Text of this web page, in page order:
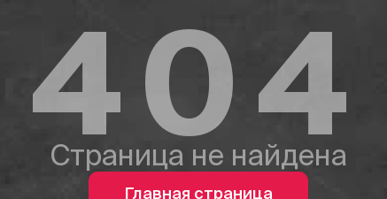
404
Страница не найдена
Главная страница